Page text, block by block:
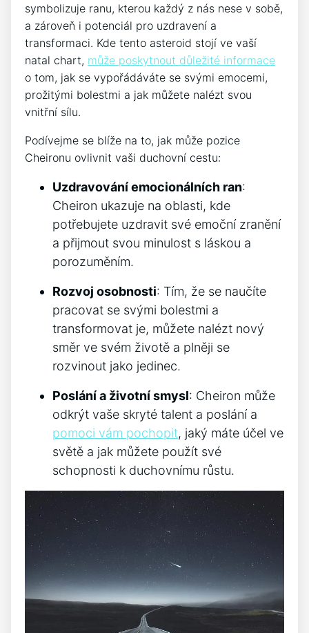
symbolizuje ranu, kterou každý z nás nese v sobě,
a zároveň i potenciál pro uzdravení a
transformaci. Kde tento asteroid stojí ve vaší
natal chart, může poskytnout důležité informace
o tom, jak se vypořádáváte se svými emocemi,
prožitými bolestmi a jak můžete nalézt svou
vnitřní sílu.
Podívejme se blíže na to, jak může pozice
Cheironu ovlivnit vaši duchovní cestu:
Uzdravování emocionálních ran:
Cheiron ukazuje na oblasti, kde
potřebujete uzdravit své emoční zranění
a přijmout svou minulost s láskou a
porozuměním.
Rozvoj osobnosti: Tím, že se naučíte
pracovat se svými bolestmi a
transformovat je, můžete nalézt nový
směr ve svém životě a plněji se
rozvinout jako jedinec.
Poslání a životní smysl: Cheiron může
odkrýt vaše skryté talent a poslání a
pomoci vám pochopit, jaký máte účel ve
světě a jak můžete použít své
schopnosti k duchovnímu růstu.